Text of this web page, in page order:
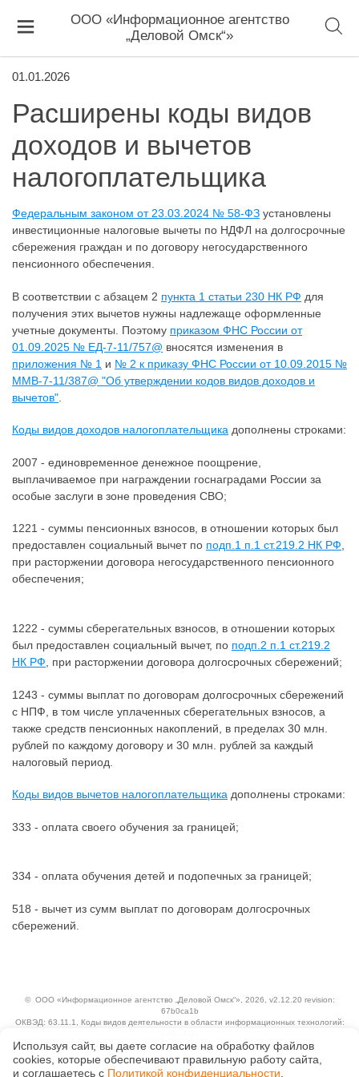
ООО «Информационное агентство
„Деловой Омск“»
01.01.2026
Расширены коды видов
доходов и вычетов
налогоплательщика
Федеральным законом от 23.03.2024 № 58-ФЗ установлены
инвестиционные налоговые вычеты по НДФЛ на долгосрочные
сбережения граждан и по договору негосударственного
пенсионного обеспечения.
В соответствии с абзацем 2 пункта 1 статьи 230 НК РФ для
получения этих вычетов нужны надлежаще оформленные
учетные документы. Поэтому приказом ФНС России от
01.09.2025 № ЕД-7-11/757@ вносятся изменения в
приложения № 1 и № 2 к приказу ФНС России от 10.09.2015 №
ММВ-7-11/387@ "Об утверждении кодов видов доходов и
вычетов"
Коды видов доходов налогоплательщика дополнены строками:
2007 - единовременное денежное поощрение,
выплачиваемое при награждении госнаградами России за
особые заслуги в зоне проведения СВО;
1221 - суммы пенсионных взносов, в отношении которых был
предоставлен социальный вычет по подп.1 п.1 ст.219.2 НК РФ,
при расторжении договора негосударственного пенсионного
обеспечения;
1222 - суммы сберегательных взносов, в отношении которых
был предоставлен социальный вычет, по подп.2 п.1 ст.219.2
НК РФ , при расторжении договора долгосрочных сбережений;
1243 - суммы выплат по договорам долгосрочных сбережений
с НПФ, в том числе уплаченных сберегательных взносов, а
также средств пенсионных накоплений, в пределах 30 млн.
рублей по каждому договору и 30 млн. рублей за каждый
налоговый период.
Коды видов вычетов налогоплательщика дополнены строками:
333 - оплата своего обучения за границей;
334 - оплата обучения детей и подопечных за границей;
518 - вычет из сумм выплат по договорам долгосрочных
сбережений.
© ООО «Информационное агентство „Деловой Омск“» , 2026, v2.12.20 revision:
67b0ca1b
ОКВЭД: 63.11.1, Коды видов деятельности в области информационных технологий:
Ценовая политика
Используя сайт, вы даете согласие на обработку файлов
сооkiеs, которые обеспечивают правильную работу сайта,
и соглашаетесь с Политикой конфиденциальности.